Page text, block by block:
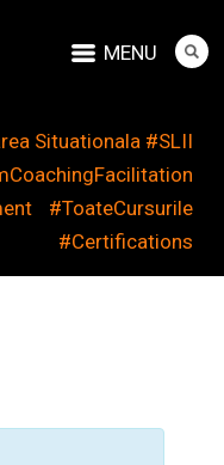
MENU
Situationala #SLII
#ToateCursurile
#Certifications